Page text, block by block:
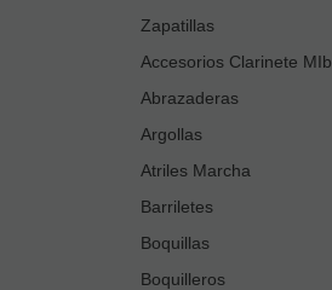
Zapatillas
Accesorios Clarinete MIb
Abrazaderas
Argollas
Atriles Marcha
Barriletes
Boquillas
Boquilleros